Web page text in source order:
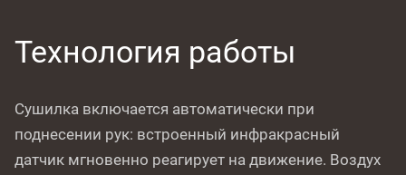
Технология работы
Сушилка включается автоматически при
поднесении рук: встроенный инфракрасный
датчик мгновенно реагирует на движение. Воздух